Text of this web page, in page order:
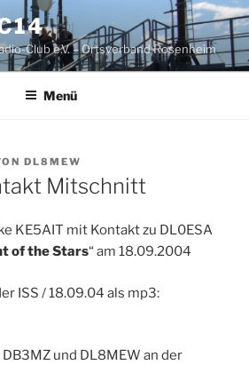
Club e.V. – Ortsverband Rosenheim
Menü
DL8MEW
Mitschnitt
KE5AIT mit Kontakt zu DL0ESA
of the Stars“ am 18.09.2004
ISS / 18.09.04 als mp3:
und DL8MEW an der